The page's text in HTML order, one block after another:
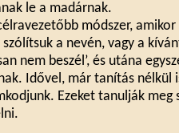
le a madárnak.
módszer,
a nevén, vagy a
nem beszél’, és utána
Idővel, már tanítás nélkül
Ezeket tanulják